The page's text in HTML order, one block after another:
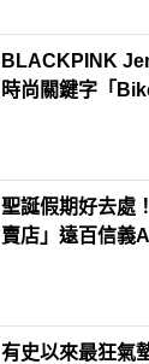
BLACKPINK
時尚關鍵字「
聖誕假期好去處
賣店」遠百信義
有史以來最狂氣